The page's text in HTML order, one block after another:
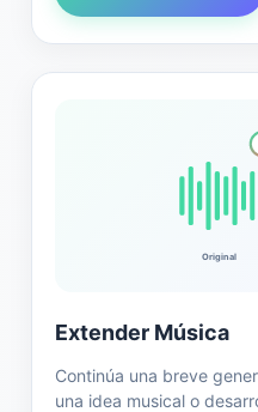
Original
Extender Música
Continúa una breve
una idea musical o